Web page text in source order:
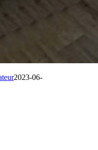
2023-06-